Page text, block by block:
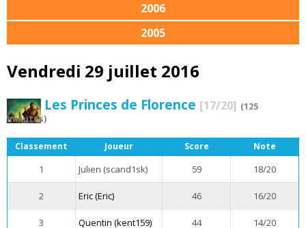
2006
2005
Vendredi 29 juillet 2016
Les Princes de Florence [17/20] (125
minutes)
Classement Joueur Score Note
1 Julien (scand1sk) 59 18/20
2 Eric (Eric) 46 16/20
3 Quentin (kent159) 44 14/20